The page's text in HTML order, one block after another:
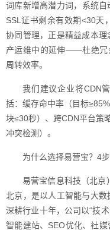
词库新增高潜力词，系统
SSL证书剩余有效期<30天
协同管理，正是精益成本
产运维中的延伸——杜绝冗
周转效率。
我们建议企业将CDN
括：缓存命中率（目标
块≤30秒）、跨CDN平台策
冲突检测）。
为什么选择易营宝？4
易营宝信息科技（北京
北京，是以人工智能与大数
深耕行业十年，公司以“技
智能建站、SEO优化、社